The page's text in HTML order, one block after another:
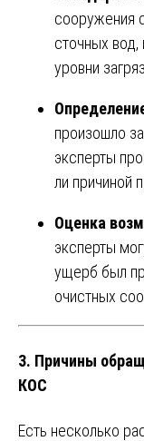
сооружения
сточных
уровни
произошло
эксперты
ли причиной
Оценка
эксперты
ущерб был
очистных
3. Причины
КОС
Есть несколько